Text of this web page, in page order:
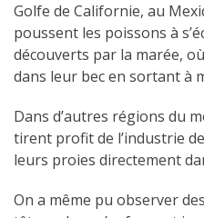
Golfe de Californie, au
poussent les poissons à
découverts par la marée,
dans leur bec en sortant à
Dans d’autres régions du
tirent profit de l’industrie
leurs proies directement
On a même pu observer